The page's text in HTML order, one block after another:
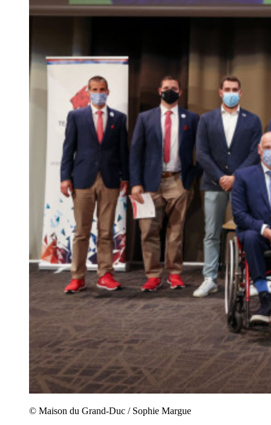
© Maison du Grand-Duc / Sophie Margue